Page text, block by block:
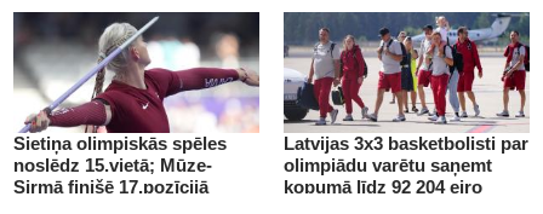
Sietiņa olimpiskās spēles
noslēdz 15.vietā; Mūze-
Sirmā finišē 17.pozīcijā
Latvijas 3x3 basketbolisti par
olimpiādu varētu saņemt
kopumā līdz 92 204 eiro